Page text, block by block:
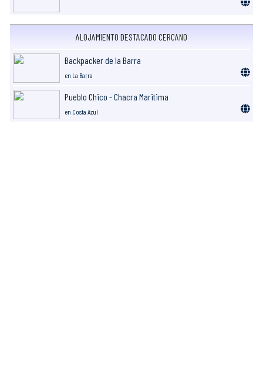
ALOJAMIENTO DESTACADO CERCANO
Backpacker de la Barra
en La Barra
Pueblo Chico - Chacra Maritima
en Costa Azul